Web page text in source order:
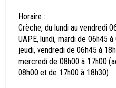
Horaire :
Crèche, du lundi au vendredi
UAPE, lundi, mardi de 06h45
jeudi, vendredi de 06h45 à
mercredi de 08h00 à 17h00
08h00 et de 17h00 à 18h30)